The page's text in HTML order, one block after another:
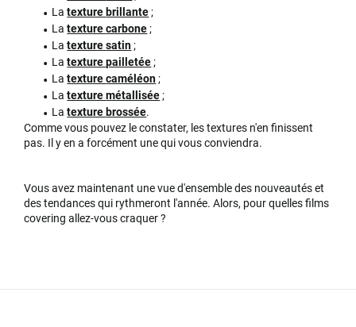
Latexture brillante;
Latexturecarbone ;
Latexturesatin ;
Latexturepailletée;
Latexturecaméléon;
Latexturemétallisée;
Latexture brossée.
Comme vous pouvez le constater, les textures n'en finissent
pas. Il y en a forcément une qui vous conviendra.
Vous avez maintenant une vue d'ensemble des nouveautés et
des tendances qui rythmeront l'année. Alors, pour quelles films
covering allez-vous craquer ?